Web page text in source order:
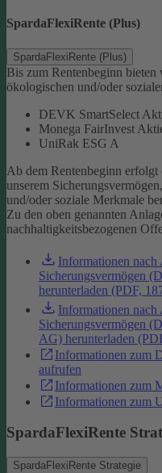
SpardaFlexiRente (Plus)
SpardaFlexiRente (Plus)
Bis zum Rentenbeginn
ökologischen und/oder
DEVK SmartSelect
Monega FairInvest
UniRak ESG A
Ab dem Rentenbeginn
unserem
und/oder soziale Merkmale
Zu den oben genannten
nachhaltigkeitsbezogenen
Informationen
Sicherungsvermögen
herunterladen (PDF,
Informationen
Sicherungsvermögen
AG) herunterladen
Informationen zum
aufrufen
Informationen zum
Informationen zum
SpardaFlexiRente
SpardaFlexiRente Strategie